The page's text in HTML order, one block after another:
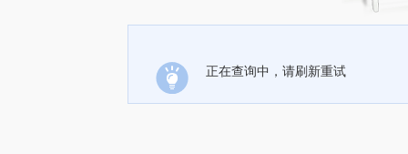
正在查询中，请刷新重试